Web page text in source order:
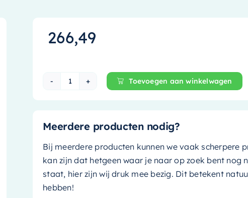
266,49
Ink Topdeck 45 Wastafelblad - 140 cm x 45
Toevoegen aan winkelwagen
Meerdere producten nodig?
Bij meerdere producten kunnen we vaak scherpere
kan zijn dat hetgeen waar je naar op zoek bent nog
staat, hier zijn wij druk mee bezig. Dit betekent
hebben!